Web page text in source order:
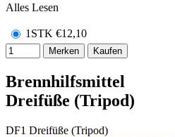
Alles Lesen
1STK €12,10
Merken Kaufen
Brennhilfsmittel
Dreifüße (Tripod)
DF1 Dreifüße (Tripod)